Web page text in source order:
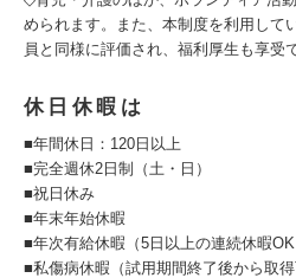
められます。また、本制度を利用して
員と同様に評価され、福利厚生も享受
休日休暇は
■年間休日：120日以上
■完全週休2日制（土・日）
■祝日休み
■年末年始休暇
■年次有給休暇（5日以上の連続休暇OK
■私傷病休暇（試用期間終了後から取得